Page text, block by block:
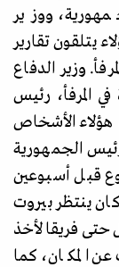
ووزير
يتلقون تقارير
وزير الدفاع
المرفأ، رئيس
هؤلاء الأشخاص
الجمهورية
قبل أسبوعين
ينتظر بيروت
حتى فريقا لأخذ
عن المكان، كما